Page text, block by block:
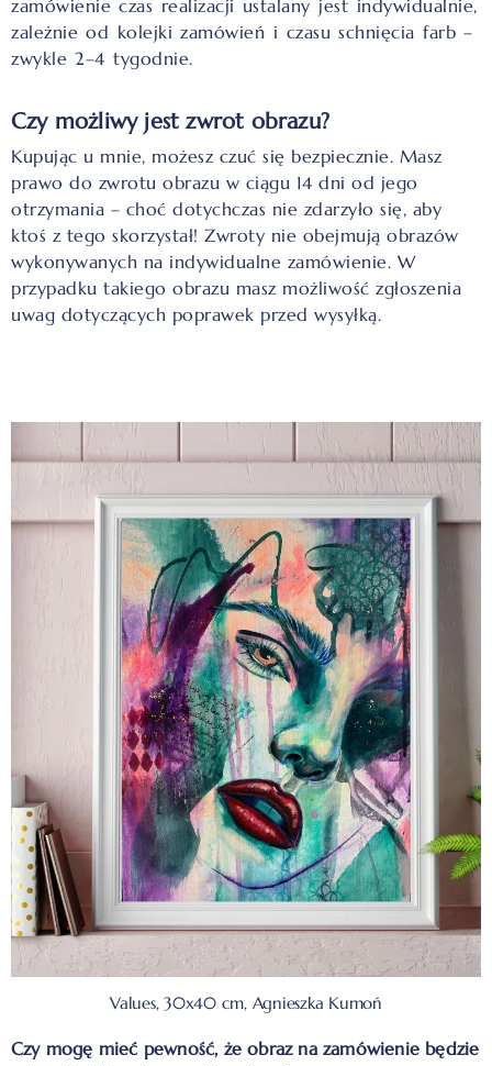
zamówienie czas realizacji ustalany jest indywidualnie,
zależnie od kolejki zamówień i czasu schnięcia farb –
zwykle 2–4 tygodnie.
Czy możliwy jest zwrot obrazu?
Kupując u mnie, możesz czuć się bezpiecznie. Masz
prawo do zwrotu obrazu w ciągu 14 dni od jego
otrzymania – choć dotychczas nie zdarzyło się, aby
ktoś z tego skorzystał! Zwroty nie obejmują obrazów
wykonywanych na indywidualne zamówienie. W
przypadku takiego obrazu masz możliwość zgłoszenia
uwag dotyczących poprawek przed wysyłką.
Values, 30x40 cm, Agnieszka Kumoń
Czy mogę mieć pewność, że obraz na zamówienie będzie